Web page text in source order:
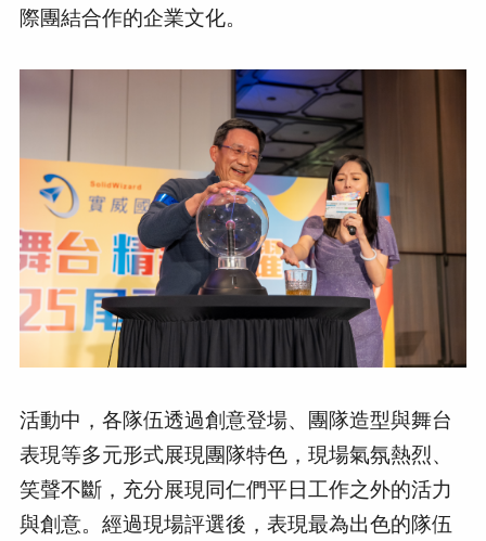
際團結合作的企業文化。
活動中，各隊伍透過創意登場、團隊造型與舞台
表現等多元形式展現團隊特色，現場氣氛熱烈、
笑聲不斷，充分展現同仁們平日工作之外的活力
與創意。經過現場評選後，表現最為出色的隊伍